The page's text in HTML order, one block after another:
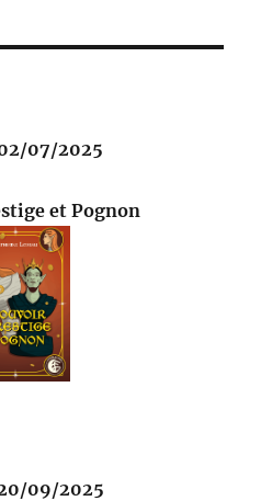
07/2025
et Pognon
09/2025